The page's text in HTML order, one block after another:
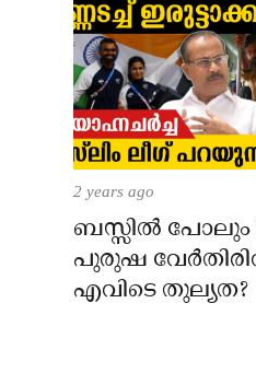
2 years ago
ബസ്സിൽ പോലും
പുരുഷ
എവിടെ തുല്യത? |